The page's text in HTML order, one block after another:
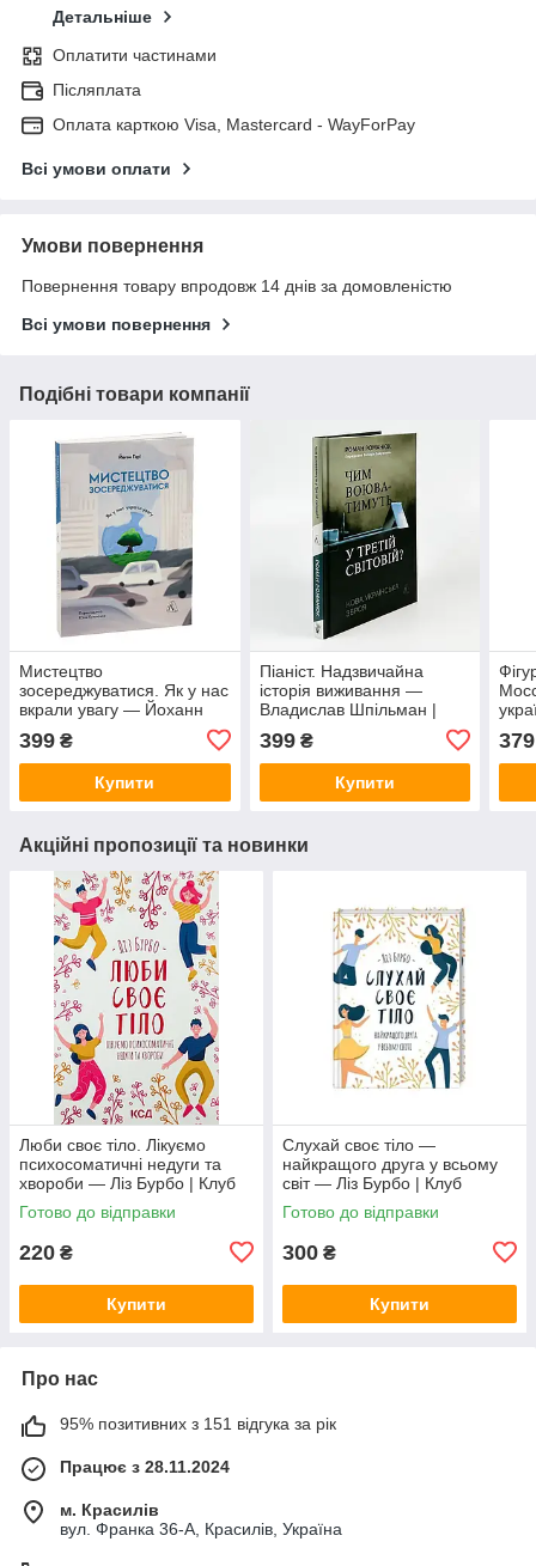
Детальніше
Оплатити частинами
Післяплата
Оплата карткою Visa, Mastercard - WayForPay
Всі умови оплати
Умови повернення
Повернення товару впродовж 14 днів за домовленістю
Всі умови повернення
Подібні товари компанії
Мистецтво
зосереджуватися. Як у нас
вкрали увагу — Йоханн
Харі | Лабораторія, книга
українською, нова, м'яка
399 ₴
Купити
Піаніст. Надзвичайна
історія виживання —
Владислав Шпільман |
українською, нова, м'яка
399₴
Купити
379
Акційні пропозиції та новинки
Люби своє тіло. Лікуємо
психосоматичні недуги та
хвороби — Ліз Бурбо | Клуб
Сімейного Дозвілля,
українською, нова
Готово до відправки
220 ₴
Купити
Слухай своє тіло —
найкращого друга у всьому
світ — Ліз Бурбо | Клуб
Сімейного Дозвілля,
українською, нова
Готово до відправки
300 ₴
Купити
Про нас
95% позитивних з 151 відгука за рік
Працює з 28.11.2024
м. Красилів
вул. Франка 36-А, Красилів, Україна